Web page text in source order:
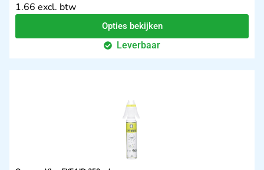
1.66 excl. btw
Opties bekijken
Leverbaar